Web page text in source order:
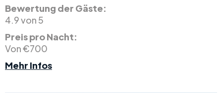
Bewertung der Gäste:
4.9 von 5
Preis pro Nacht:
Von €700
Mehr Infos